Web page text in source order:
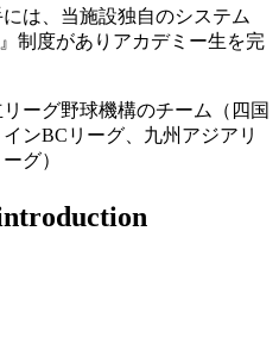
は、当施設独自のシステム
制度がありアカデミー生を完
ーグ野球機構のチーム（四国
ンBCリーグ、九州アジアリ
グ）